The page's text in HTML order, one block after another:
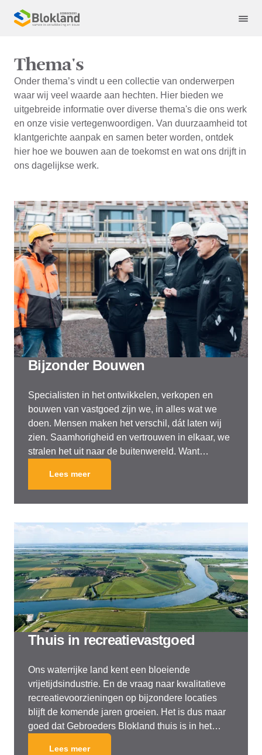
Thema's
Onder thema’s vindt u een collectie van onderwerpen
waar wij veel waarde aan hechten. Hier bieden we
uitgebreide informatie over diverse thema's die ons werk
en onze visie vertegenwoordigen. Van duurzaamheid tot
klantgerichte aanpak en samen beter worden, ontdek
hier hoe we bouwen aan de toekomst en wat ons drijft in
ons dagelijkse werk.
Bijzonder Bouwen
Specialisten in het ontwikkelen, verkopen en
bouwen van vastgoed zijn we, in alles wat we
doen. Mensen maken het verschil, dát laten wij
zien. Saamhorigheid en vertrouwen in elkaar, we
stralen het uit naar de buitenwereld. Want
samen.
Lees meer
Thuis in recreatievastgoed
Ons waterrijke land kent een bloeiende
vrijetijdsindustrie. En de vraag naar kwalitatieve
recreatievoorzieningen op bijzondere locaties
blijft de komende jaren groeien. Het is dus maar
goed dat Gebroeders Blokland thuis is in het
Lees meer